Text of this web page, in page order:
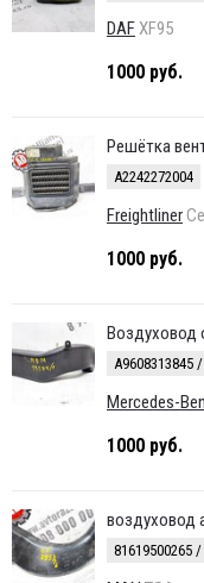
DAFXF95
1000 руб.
Решётка
A2242272004
Freightliner
1000 руб.
Воздуховод
A9608313845
Mercedes-
1000 руб.
воздуховод
81619500265